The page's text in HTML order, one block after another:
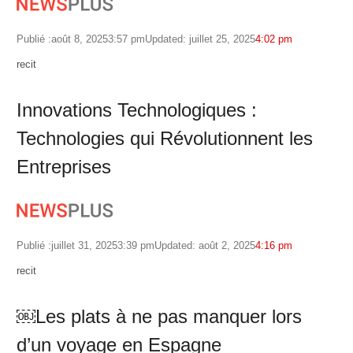
Publié :août 8, 20253:57 pmUpdated: juillet 25, 20254:02 pm
Author
recit
Innovations Technologiques :
Technologies qui Révolutionnent les
Entreprises
Publié :juillet 31, 20253:39 pmUpdated: août 2, 20254:16 pm
Author
recit
￼Les plats à ne pas manquer lors
d’un voyage en Espagne